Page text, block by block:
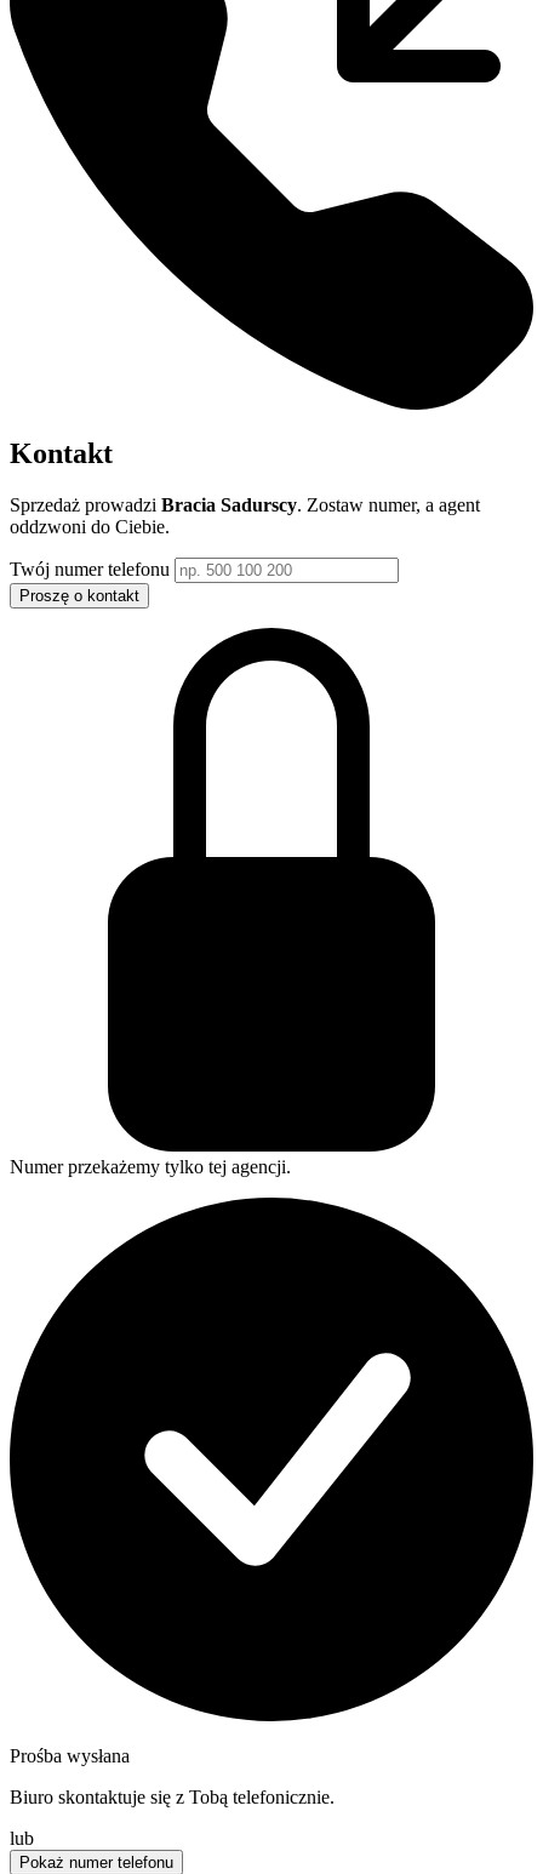
Kontakt
Sprzedaż prowadzi Bracia Sadurscy. Zostaw numer, a agent
oddzwoni do Ciebie.
Twój numer telefonu
Proszę o kontakt
Numer przekażemy tylko tej agencji.
Prośba wysłana
Biuro skontaktuje się z Tobą telefonicznie.
lub
Pokaż numer telefonu